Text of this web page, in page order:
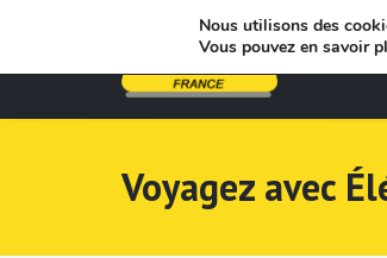
Voyagez avec
Nous utilisons des
Vous pouvez en savoir